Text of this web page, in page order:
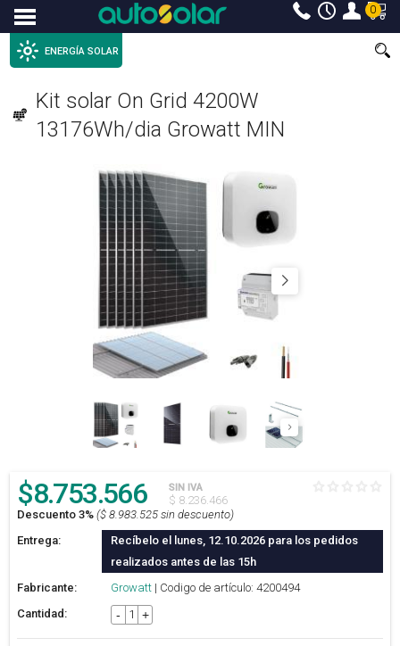
Menu 0
ENERGÍA SOLAR
Kit solar On Grid 4200W
13176Wh/dia Growatt MIN
$8.753.566 SIN IVA
$ 8.236.466
Descuento 3% ($ 8.983.525 sin descuento)
Entrega:
Recíbelo el lunes, 12.10.2026 para los pedidos
realizados antes de las 15h
Fabricante:
Growatt | Codigo de artículo: 4200494
Cantidad:
- +